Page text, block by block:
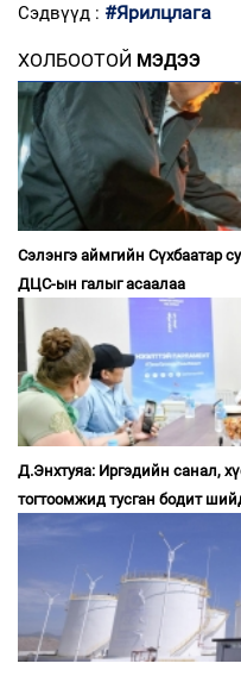
Сэдвүүд : #Ярилцлага
ХОЛБООТОЙ МЭДЭЭ
Сэлэнгэ аймгийн Сүхбаатар
ДЦС-ын галыг асаалаа
Д.Энхтуяа: Иргэдийн санал,
тогтоомжид тусган бодит